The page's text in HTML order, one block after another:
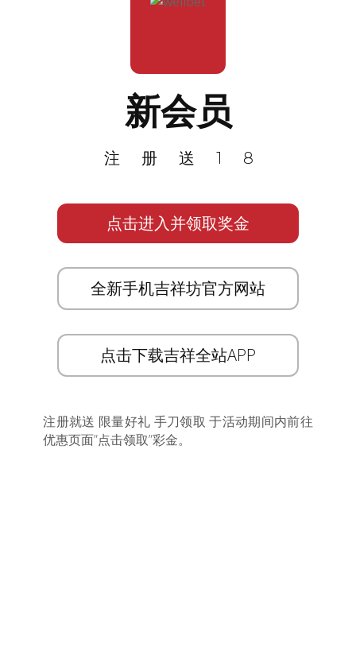
新会员
注册送18
点击进入并领取奖金
全新手机吉祥坊官方网站
点击下载吉祥全站APP
注册就送 限量好礼 手刀领取 于活动期间内前往
优惠页面”点击领取”彩金。